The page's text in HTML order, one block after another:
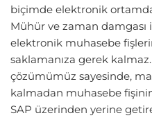
biçimde elektronik
Mühür ve zaman damgası
elektronik muhasebe
saklamanıza gerek
çözümümüz sayesinde,
kalmadan muhasebe
SAP üzerinden yerine